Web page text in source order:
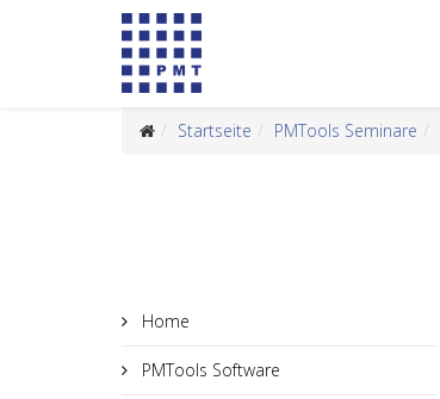
Startseite PMTools Seminare
Home
PMTools Software